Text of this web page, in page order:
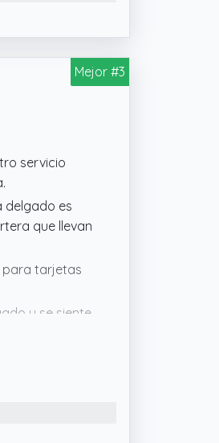
Mejor #3
servicio
delgado es
que llevan
para tarjetas
y se siente
de
señora